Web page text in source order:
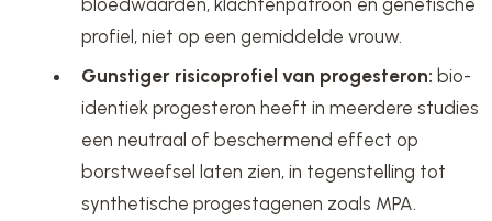
profiel, niet op een gemiddelde vrouw.
Gunstiger risicoprofiel van progesteron: bio-
identiek progesteron heeft in meerdere studies
een neutraal of beschermend effect op
borstweefsel laten zien, in tegenstelling tot
synthetische progestagenen zoals MPA.